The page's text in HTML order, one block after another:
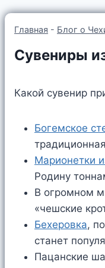
Главная - Блог о
Сувениры
Какой сувенир
Богемское
Марионетки
Родину
В огромном
«чешские
Бехеровка,
станет
Пацанские